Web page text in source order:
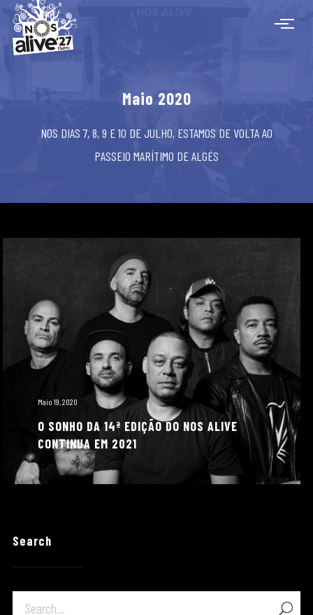
Maio 2020
NOS DIAS 7, 8, 9 E 10 DE JULHO, ESTAMOS DE VOLTA AO
PASSEIO MARÍTIMO DE ALGÉS
Maio 19, 2020
O SONHO DA 14ª EDIÇÃO DO NOS ALIVE
CONTINUA EM 2021
Search